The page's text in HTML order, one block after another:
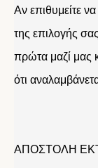
Αν επιθυμείτε
της επιλογής
πρώτα μαζί μας
ότι
ΑΠΟΣΤΟΛΗ